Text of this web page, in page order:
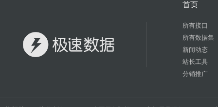
首页
所有接口
所有数据集
新闻动态
站长工具
分销推广